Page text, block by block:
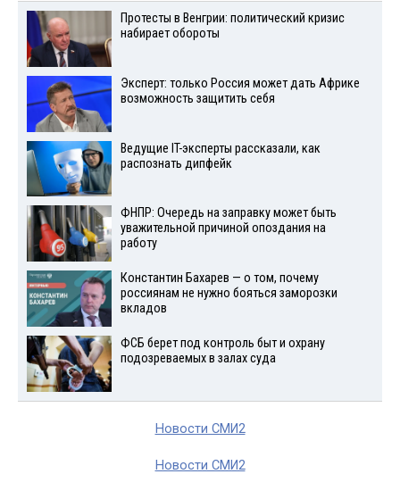
Протесты в Венгрии: политический кризис
набирает обороты
Эксперт: только Россия может дать Африке
возможность защитить себя
Ведущие IT-эксперты рассказали, как
распознать дипфейк
ФНПР: Очередь на заправку может быть
уважительной причиной опоздания на
работу
Константин Бахарев — о том, почему
россиянам не нужно бояться заморозки
вкладов
ФСБ берет под контроль быт и охрану
подозреваемых в залах суда
Новости СМИ2
Новости СМИ2